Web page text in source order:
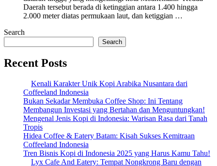
Daerah tersebut berada di ketinggian antara 1.400 hingga
2.000 meter diatas permukaan laut, dan ketiggian …
Search
Search
Recent Posts
Kenali Karakter Unik Kopi Arabika Nusantara dari
Coffeeland Indonesia
Bukan Sekadar Membuka Coffee Shop: Ini Tentang
Membangun Investasi yang Bertahan dan Menguntungkan!
Mengenal Jenis Kopi di Indonesia: Warisan Rasa dari Tanah
Tropis
Hidea Coffee & Eatery Batam: Kisah Sukses Kemitraan
Coffeeland Indonesia
Tren Bisnis Kopi di Indonesia 2025 yang Harus Kamu Tahu!
Lyx Cafe And Eatery: Tempat Nongkrong Baru dengan